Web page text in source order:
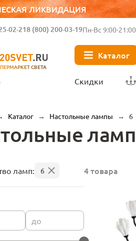
ЛИКВИДАЦИЯ
СВЕТА
02-218 (800) 200-03-19Пн-Вс 9:00-21:00
Каталог
Скидки
Каталог → Настольные лампы → 6
ламп: 6
до
4 товара